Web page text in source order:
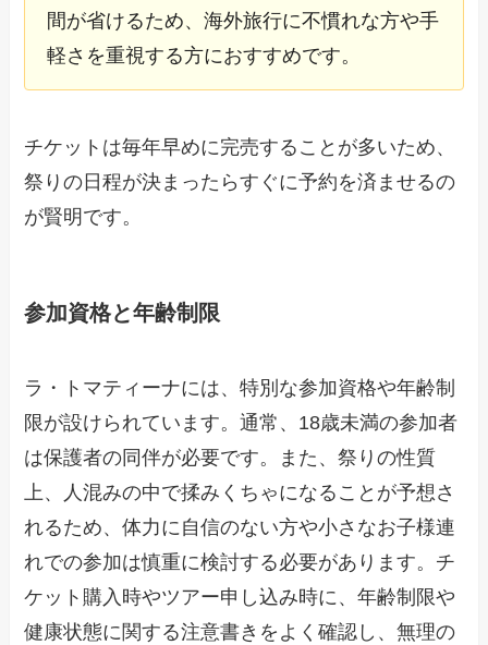
間が省けるため、海外旅行に不慣れな方や手
軽さを重視する方におすすめです。
チケットは毎年早めに完売することが多いため、
祭りの日程が決まったらすぐに予約を済ませるの
が賢明です。
参加資格と年齢制限
ラ・トマティーナには、特別な参加資格や年齢制
限が設けられています。通常、18歳未満の参加者
は保護者の同伴が必要です。また、祭りの性質
上、人混みの中で揉みくちゃになることが予想さ
れるため、体力に自信のない方や小さなお子様連
れでの参加は慎重に検討する必要があります。チ
ケット購入時やツアー申し込み時に、年齢制限や
健康状態に関する注意書きをよく確認し、無理の